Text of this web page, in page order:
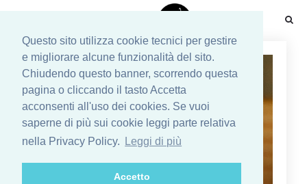
Questo sito utilizza cookie tecnici per gestire
e migliorare alcune funzionalità del sito.
Chiudendo questo banner, scorrendo questa
pagina o cliccando il tasto Accetta
acconsenti all'uso dei cookies. Se vuoi
saperne di più sui cookie leggi parte relativa
nella Privacy Policy.
Leggi di più
Accetto